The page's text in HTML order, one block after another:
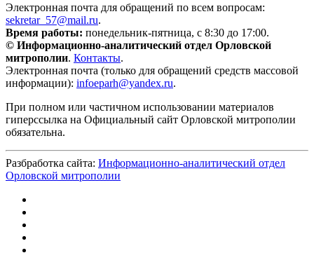
Электронная почта для обращений по всем вопросам:
sekretar_57@mail.ru.
Время работы: понедельник-пятница, с 8:30 до 17:00.
© Информационно-аналитический отдел Орловской
митрополии. Контакты.
Электронная почта (только для обращений средств массовой
информации): infoeparh@yandex.ru.
При полном или частичном использовании материалов
гиперссылка на Официальный сайт Орловской митрополии
обязательна.
Разбработка сайта: Информационно-аналитический отдел
Орловской митрополии